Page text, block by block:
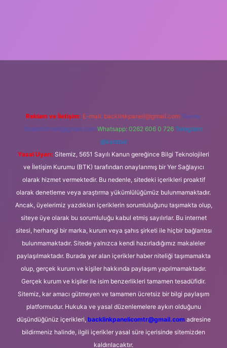
Reklam ve İletişim: E-mail: backlinkpaneli@gmail.com Teams:
forumhizmeti@gmail.com Whatsapp: 0262 606 0 726 Telegram:
@karabul
Yasal Uyarı: Sitemiz, 5651 Sayılı Kanun gereğince Bilgi Teknolojileri
ve İletişim Kurumu (BTK) tarafından onaylanmış bir Yer Sağlayıcı
olarak hizmet vermektedir. Bu nedenle, sitedeki içerikleri proaktif
olarak denetleme veya araştırma yükümlülüğümüz bulunmamaktadır.
Ancak, üyelerimiz yazdıkları içeriklerin sorumluluğunu taşımakta olup,
siteye üye olarak bu sorumluluğu kabul etmiş sayılırlar. Bu internet
sitesi, herhangi bir marka, kurum veya şahıs şirketi ile hiçbir bağlantısı
bulunmamaktadır. Sitede yalnızca kendi hazırladığımız makaleler
paylaşılmaktadır. Burada yer alan içerikler haber niteliği taşımamakta
olup, gerçek kurum ve kişiler hakkında paylaşım yapılmamaktadır.
Gerçek kurum ve kişiler ile isim benzerlikleri tamamen tesadüfidir.
Sitemiz, kar amacı gütmeyen ve tamamen ücretsiz bir bilgi paylaşım
platformudur. Hukuka ve yasal düzenlemelere aykırı olduğunu
düşündüğünüz içerikleri, backlinkpanelicomtr@gmail.comadresine
bildirmeniz halinde, ilgili içerikler yasal süre içerisinde sitemizden
kaldırılacaktır.